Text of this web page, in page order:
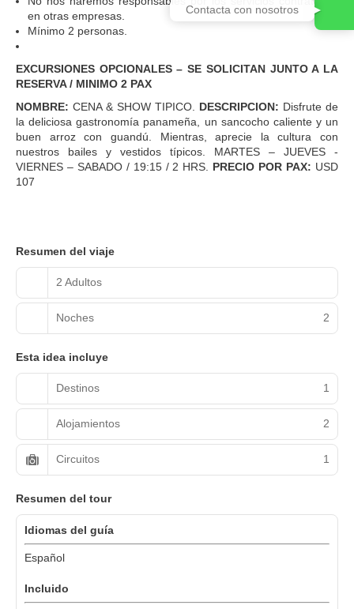
en otras empresas.
Mínimo 2 personas.
EXCURSIONES OPCIONALES – SE SOLICITAN JUNTO A LA
RESERVA / MINIMO 2 PAX
NOMBRE: CENA & SHOW TIPICO. DESCRIPCION: Disfrute de
la deliciosa gastronomía panameña, un sancocho caliente y un
buen arroz con guandú. Mientras, aprecie la cultura con
nuestros bailes y vestidos típicos. MARTES – JUEVES -
VIERNES – SABADO / 19:15 / 2 HRS. PRECIO POR PAX: USD
107
Resumen del viaje
2 Adultos
Noches 2
Esta idea incluye
Destinos 1
Alojamientos 2
Circuitos 1
Resumen del tour
Idiomas del guía
Español
Incluido
Contacta con nosotros